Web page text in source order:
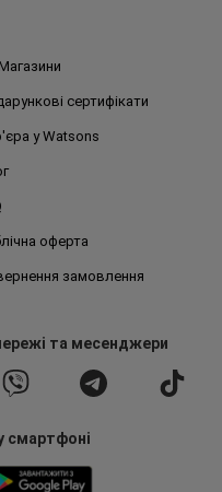
Магазини
сертифікати
у Watsons
оферта
замовлення
та месенджери
смартфоні